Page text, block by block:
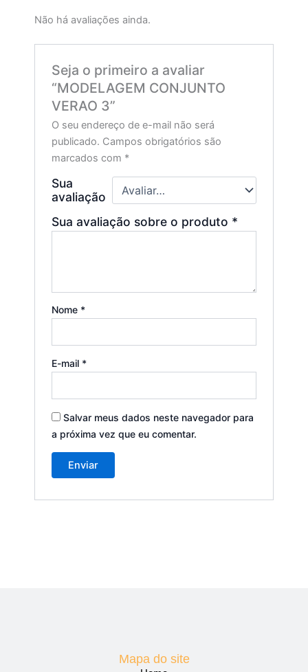
Não há avaliações ainda.
Seja o primeiro a avaliar
“MODELAGEM CONJUNTO
VERAO 3”
O seu endereço de e-mail não será
publicado. Campos obrigatórios são
marcados com *
Sua
avaliação
Sua avaliação sobre o produto *
Nome *
E-mail *
Salvar meus dados neste navegador para
a próxima vez que eu comentar.
Mapa do site